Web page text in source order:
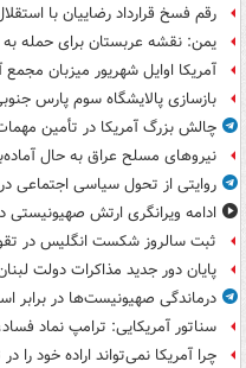
رقم فسخ قرارداد رضاییان با استقلال فقط
یمن: نقشه عربستان برای حمله
آمریکا اوایل شهریور میزبان
بازسازی پالایشگاه سوم پارس
چالش بزرگ آمریکا در تأمین
نیروهای مسلح عراق به حال
روایتی از تحول سیاسی اجتماعی در
ادامه ویرانگری ارتش صهیونیستی
ثبت سالروز شکست انگلیس در
پایان دور جدید مذاکرات دولت
درماندگی صهیونیست‌ها در برابر
سناتور آمریکایی: ترامپ نماد
چرا آمریکا نمی‌تواند اراده خود را